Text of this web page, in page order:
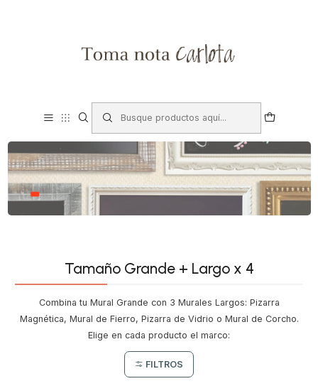
Tamaño Grande + Largo x 4
Combina tu Mural Grande con 3 Murales Largos: Pizarra
Magnética, Mural de Fierro, Pizarra de Vidrio o Mural de Corcho.
Elige en cada producto el marco:
FILTROS